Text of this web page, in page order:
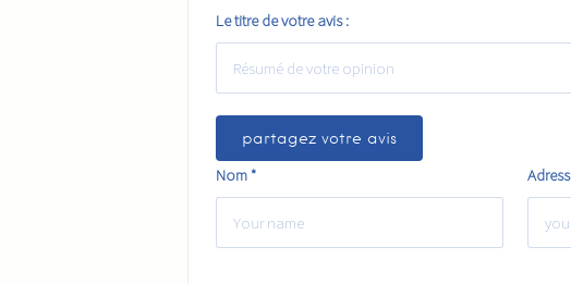
Nom*
Le titre de votre avis :